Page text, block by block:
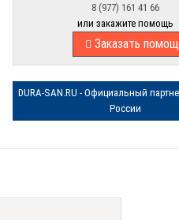
8 (977) 161 41 66
или закажите помощь
Заказать
DURA-SAN.RU - Официальный
России